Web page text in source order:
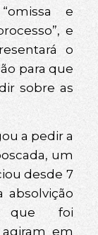
e
e
o
para que
sobre as
a pedir a
um
desde 7
absolvição
que foi
em